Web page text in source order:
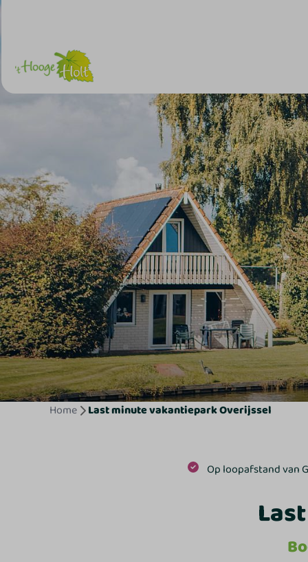
Home Last minute vakantiepark Overijssel
Op loopafstand van